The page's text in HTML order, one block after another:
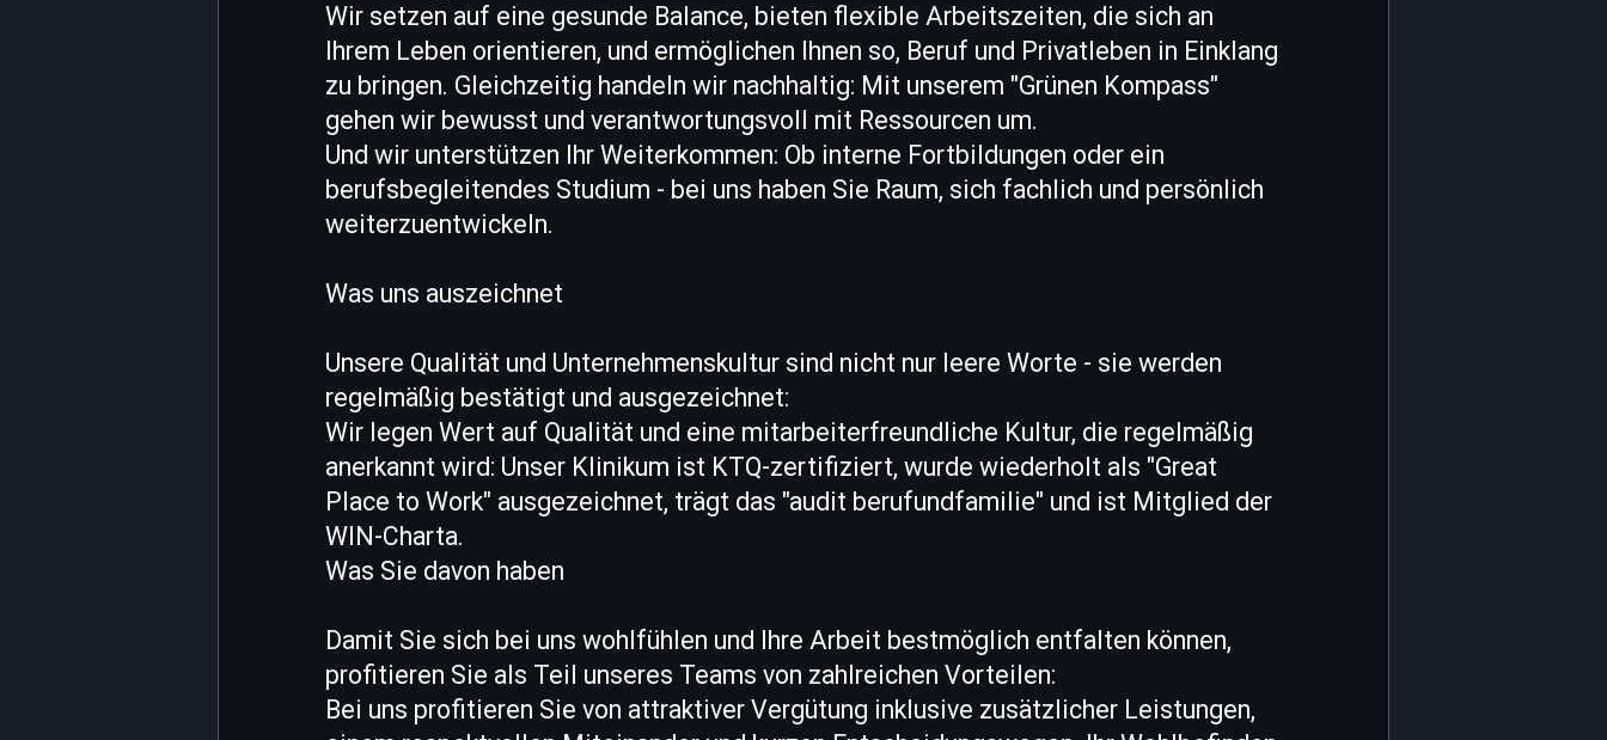
Wir setzen auf eine gesunde Balance, bieten flexible Arbeitszeiten, die sich an
Ihrem Leben orientieren, und ermöglichen Ihnen so, Beruf und Privatleben in Einklang
zu bringen. Gleichzeitig handeln wir nachhaltig: Mit unserem "Grünen Kompass"
gehen wir bewusst und verantwortungsvoll mit Ressourcen um.
Und wir unterstützen Ihr Weiterkommen: Ob interne Fortbildungen oder ein
berufsbegleitendes Studium - bei uns haben Sie Raum, sich fachlich und persönlich
weiterzuentwickeln.
Was uns auszeichnet
Unsere Qualität und Unternehmenskultur sind nicht nur leere Worte - sie werden
regelmäßig bestätigt und ausgezeichnet:
Wir legen Wert auf Qualität und eine mitarbeiterfreundliche Kultur, die regelmäßig
anerkannt wird: Unser Klinikum ist KTQ-zertifiziert, wurde wiederholt als "Great
Place to Work" ausgezeichnet, trägt das "audit berufundfamilie" und ist Mitglied der
WIN-Charta.
Was Sie davon haben
Damit Sie sich bei uns wohlfühlen und Ihre Arbeit bestmöglich entfalten können,
profitieren Sie als Teil unseres Teams von zahlreichen Vorteilen:
Bei uns profitieren Sie von attraktiver Vergütung inklusive zusätzlicher Leistungen,